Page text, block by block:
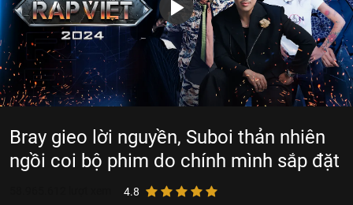
Bray gieo lời nguyền, Suboi thản nhiên
ngồi coi bộ phim do chính mình sắp đặt
4.8